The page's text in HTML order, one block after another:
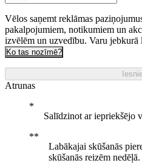
Vēlos saņemt reklāmas
pakalpojumiem, notikumiem un
izvēlēm un uzvedību. Varu
Ko tas nozīmē?
Atrunas
Salīdzinot ar iepriekšējo
Labākajai skūšanās
skūšanās reizēm